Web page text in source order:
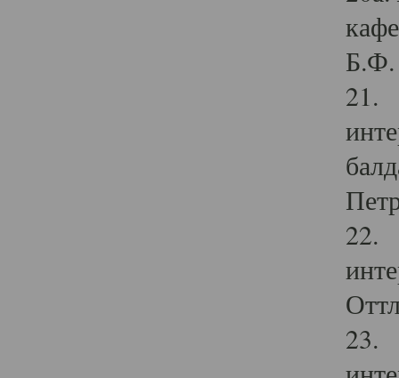
Б.Ф.
21.
22.
23.